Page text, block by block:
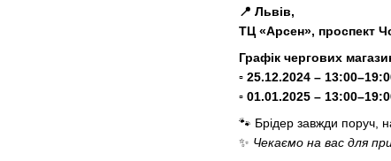
📍 Львів,
ТЦ «Арсен», проспект
Графік чергових
▫️ 25.12.2024 –
▫️ 01.01.2025 –
🐾 Брідер завжди поруч,
✨ Чекаємо на вас для